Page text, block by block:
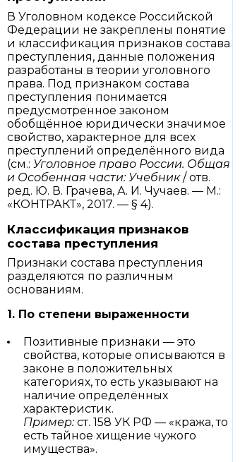
В Уголовном кодексе Российской
Федерации не закреплены понятие
и классификация признаков состава
преступления, данные положения
разработаны в теории уголовного
права. Под признаком состава
преступления понимается
предусмотренное законом
обобщённое юридически значимое
свойство, характерное для всех
преступлений определённого вида
(см.: Уголовное право России. Общая
и Особенная части: Учебник/ отв.
ред. Ю. В. Грачева, А. И. Чучаев. — М.:
«КОНТРАКТ», 2017. — § 4).
Классификация признаков
состава преступления
Признаки состава преступления
разделяются по различным
основаниям.
1. По степени выраженности
Позитивные признаки — это
свойства, которые описываются в
законе в положительных
категориях, то есть указывают на
наличие определённых
характеристик.
Пример:ст. 158 УК РФ — «кража, то
есть тайное хищение чужого
имущества».